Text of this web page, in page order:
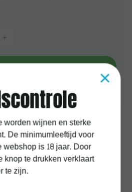
+
aan winkelwagen
toevoegen
vandaag verzonden
×
worden wijnen en sterke
De minimumleeftijd voor
is 18 jaar. Door
knop te drukken verklaart
te zijn.